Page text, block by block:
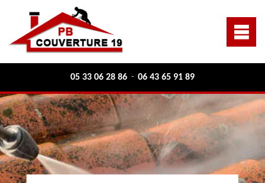
05 33 06 28 86 - 06 43 65 91 89